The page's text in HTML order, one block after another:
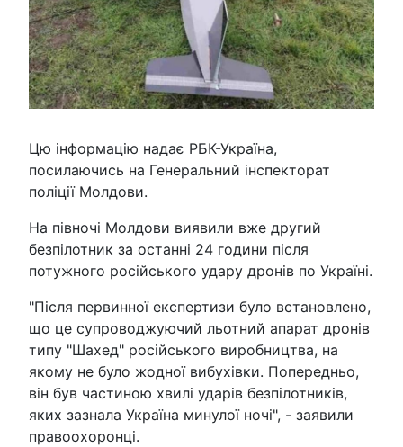
Цю інформацію надає РБК-Україна,
посилаючись на Генеральний інспекторат
поліції Молдови.
На півночі Молдови виявили вже другий
безпілотник за останні 24 години після
потужного російського удару дронів по Україні.
"Після первинної експертизи було встановлено,
що це супроводжуючий льотний апарат дронів
типу "Шахед" російського виробництва, на
якому не було жодної вибухівки. Попередньо,
він був частиною хвилі ударів безпілотників,
яких зазнала Україна минулої ночі", - заявили
правоохоронці.